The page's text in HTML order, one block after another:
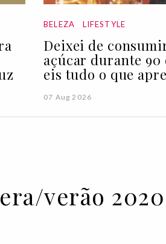
BELEZA LIFESTYLE
Deixei de
açúcar durante 90
eis tudo o que
07 Aug 2026
verão 2020